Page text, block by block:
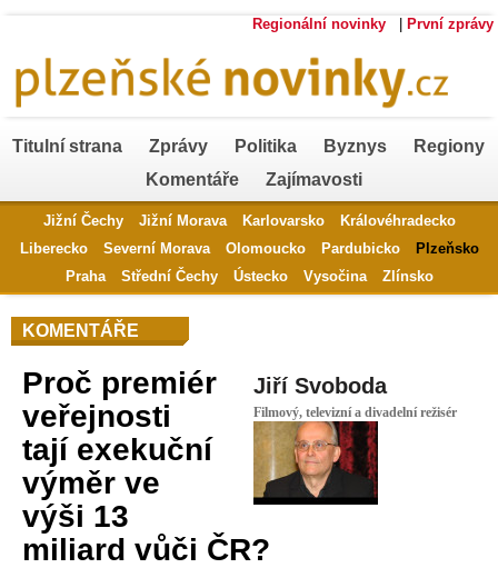
Regionální novinky První zprávy
Titulní strana Zprávy Politika Byznys
Regiony
Komentáře
Zajímavosti
Jižní Čechy Jižní Morava Karlovarsko
Královéhradecko
Liberecko
Severní Morava Olomoucko Pardubicko
Plzeňsko
Praha
Střední Čechy Ústecko Vysočina Zlínsko
KOMENTÁŘE
Jiří Svoboda
Filmový, televizní a divadelní režisér
Proč premiér
veřejnosti
tají exekuční
výměr ve
výši 13
miliard vůči ČR?